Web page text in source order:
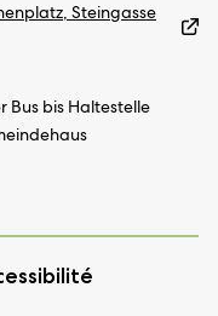
Steingasse
Bus bis Haltestelle